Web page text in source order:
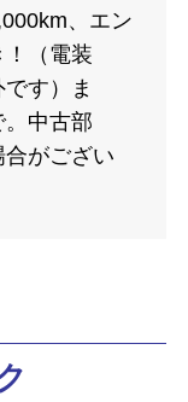
、エン
（電装
す）ま
中古部
がござい